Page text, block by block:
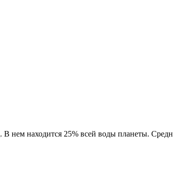
. В нем находится 25% всей воды планеты.